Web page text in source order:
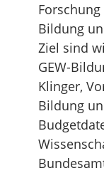
Bildung
Ziel sind
GEW-
Klinger,
Bildung